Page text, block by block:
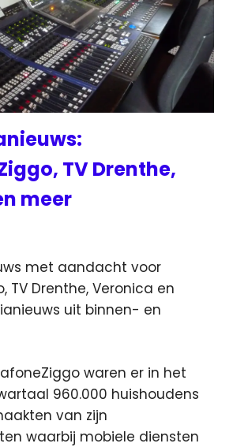
TV Drenthe,
meer
met aandacht voor
TV Drenthe, Veronica en
uit binnen- en
waren er in het
960.000 huishoudens
van zijn
waarbij mobiele diensten